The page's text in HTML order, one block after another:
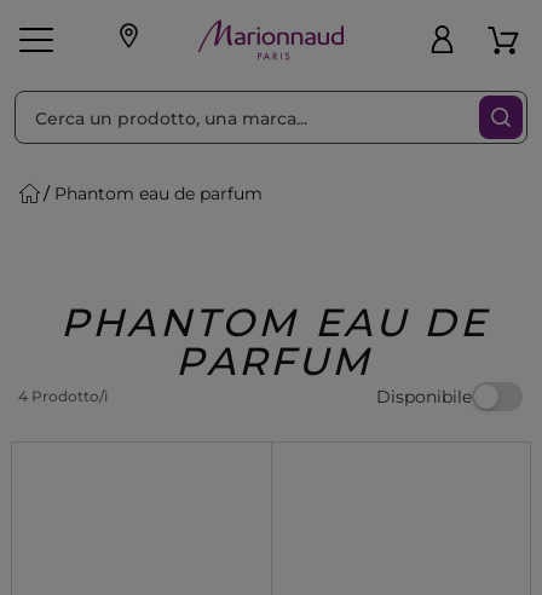
Make-up Profumi
Regalo
Phantom eau de parfum
PHANTOM EAU DE
PARFUM
4 Prodotto/i Disponibile
Ordina per Filtra